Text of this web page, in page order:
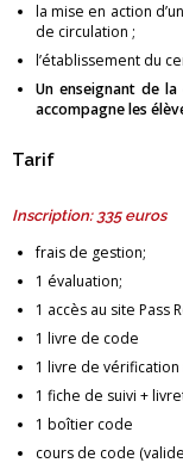
la mise en ac­tion
de cir­cu­la­tion ;
l’éta­blis­se­ment du
Un en­sei­gnant de la
ac­com­pagne les
Tarif
Ins­crip­tion: 335 euros
frais de ges­tion;
1 éva­lua­tion;
1 accès au site Pass
1 livre de code
1 livre de
1 fiche de suivi +
1 boî­tier code
cours de code